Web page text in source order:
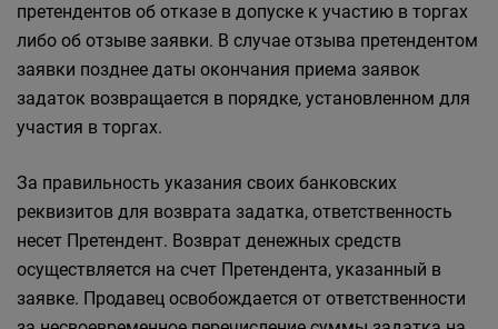
претендентов об отказе в допуске к участию в торгах
либо об отзыве заявки. В случае отзыва претендентом
заявки позднее даты окончания приема заявок
задаток возвращается в порядке, установленном для
участия в торгах.
За правильность указания своих банковских
реквизитов для возврата задатка, ответственность
несет Претендент. Возврат денежных средств
осуществляется на счет Претендента, указанный в
заявке. Продавец освобождается от ответственности